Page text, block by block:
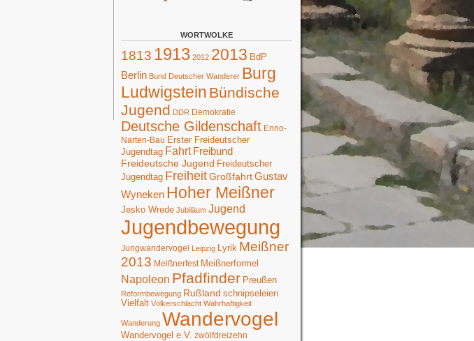
WORTWOLKE
1813 1913 2012 2013 BdP
Berlin Bund Deutscher Wanderer Burg
Ludwigstein Bündische
Jugend DDR Demokratie
Deutsche Gildenschaft Enno-
Narten-Bau Erster Freideutscher
Jugendtag Fahrt Freibund
Freideutsche Jugend Freideutscher
Jugendtag FreiheitGroßfahrtGustav
Wyneken Hoher Meißner
Jesko Wrede Jubiläum Jugend
Jugendbewegung
Jungwandervogel Leipzig Lyrik Meißner
2013 Meißnerfest Meißnerformel
Napoleon Pfadfinder Preußen
Reformbewegung Rußland schnipseleien
Vielfalt Völkerschlacht Wahrhaftigkeit
Wanderung Wandervogel
Wandervogel e.V. zwölfdreizehn